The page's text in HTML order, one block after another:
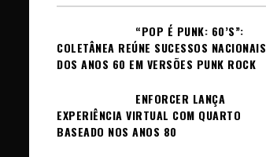
“POP É PUNK: 60’S”:
COLETÂNEA REÚNE SUCESSOS NACIONAIS
DOS ANOS 60 EM VERSÕES PUNK ROCK
ENFORCER LANÇA
EXPERIÊNCIA VIRTUAL COM QUARTO
BASEADO NOS ANOS 80